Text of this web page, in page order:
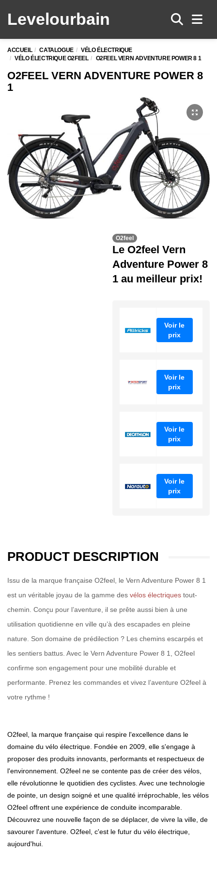
Levelourbain
ACCUEIL CATALOGUE
VÉLO ÉLECTRIQUE
VÉLO ÉLECTRIQUE O2FEEL
O2FEEL VERN ADVENTURE POWER 8 1
O2FEEL VERN ADVENTURE POWER 8
1
O2feel
Le O2feel Vern
Adventure Power 8
1 au meilleur prix!
Voir le
prix
Voir le
prix
Voir le
prix
Voir le
prix
PRODUCT DESCRIPTION
Issu de la marque française O2feel, le Vern Adventure Power 8 1
est un véritable joyau de la gamme des vélos électriques tout-
chemin. Conçu pour l’aventure, il se prête aussi bien à une
utilisation quotidienne en ville qu’à des escapades en pleine
nature. Son domaine de prédilection ? Les chemins escarpés et
les sentiers battus. Avec le Vern Adventure Power 8 1, O2feel
confirme son engagement pour une mobilité durable et
performante. Prenez les commandes et vivez l’aventure O2feel à
votre rythme !
O2feel, la marque française qui respire l'excellence dans le
domaine du vélo électrique. Fondée en 2009, elle s'engage à
proposer des produits innovants, performants et respectueux de
l'environnement. O2feel ne se contente pas de créer des vélos,
elle révolutionne le quotidien des cyclistes. Avec une technologie
de pointe, un design soigné et une qualité irréprochable, les vélos
O2feel offrent une expérience de conduite incomparable.
Découvrez une nouvelle façon de se déplacer, de vivre la ville, de
savourer l'aventure. O2feel, c'est le futur du vélo électrique,
aujourd'hui.